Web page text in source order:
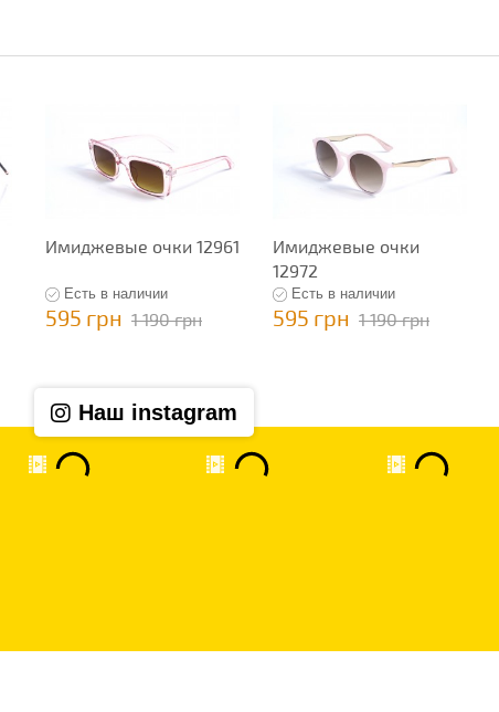
Имиджевые очки 12961
Есть в наличии
595 грн 1 190 грн
Имиджевые очки
12972
Есть в наличии
595 грн 1 190 грн
Наш instagram